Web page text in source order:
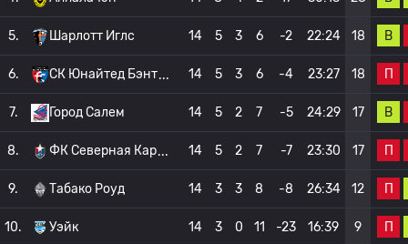
5. Шарлотт Иглс 14 5 3 6 -2 22:24 18 В
6. СК Юнайтед Бэнт 14 5 3 6 -4 23:27 18 П
7. Город Салем 14 5 2 7 -5 24:29 17 В
8. ФК Северная Кар 14 5 2 7 -7 23:30 17 П
9. Табако Роуд 14 3 3 8 -8 26:34 12 П
10. Уэйк 14 3 0 11 -23 16:39 9 П